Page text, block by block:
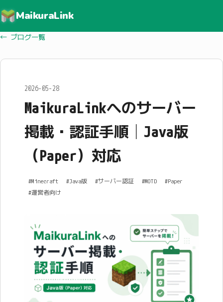
MaikuraLink
← ブログ一覧
2026-05-28
MaikuraLinkへのサーバー
掲載・認証手順｜Java版
（Paper）対応
#Minecraft #Java版 #サーバー認証 #MOTD
#Paper
#運営者向け